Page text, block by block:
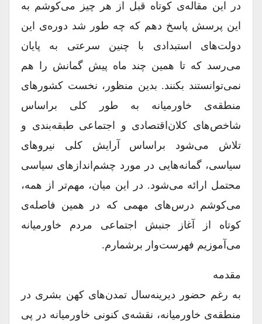
در این مقاله‌ی کوتاه قبل از هر چیز می‌کوشم به
این پرسش پاسخ دهم که چه طور شد دوره‌ی این
دولت‌های استبدادی با چنین ‌سرعتی به پایان
می‌رسد که تا همین چند ماه پیش گمانش را هم
نمی‌توانستند بکنند. بدین منظور، نخست کشورهای
منطقه‌ی خاورمیانه به طور کلی براساس
شاخص‌های کلان‌اقتصادی و اجتماعی طبقه‌بندی و
تلاش می‌شود براساس آرایش کلی نیروهای
سیاسی، گمانه‌هایی در مورد چشم‌اندازهای سیاسی
محتمل ارائه می‌شود. در این میان، مهم‌تر از همه،
می‌کوشم درس‌های مهمی که در همین فاصله‌ی
کوتاه از آغاز جنبش اجتماعی مردم خاورمیانه
می‌آموزیم فهرست‌وار بر‌شمارم.
مقدمه
به رغم حضور دیرینه‌سال تمدن‌های کهن بشری در
منطقه‌ی خاورمیانه، نقشه‌ی کنونی خاورمیانه در پی